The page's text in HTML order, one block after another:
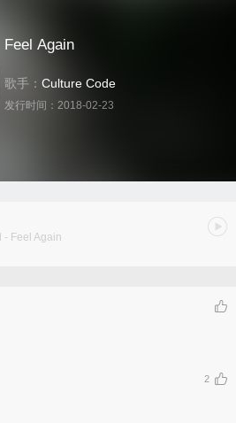
Feel Again
歌手： Culture Code
发行时间： 2018-02-23
- Feel Again
2